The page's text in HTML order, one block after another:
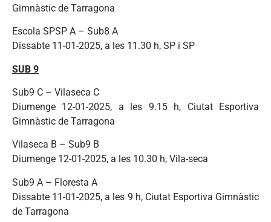
Gimnàstic de Tarragona
Escola SPSP A – Sub8 A
Dissabte 11-01-2025, a les 11.30 h, SP i SP
SUB 9
Sub9 C – Vilaseca C
Diumenge 12-01-2025, a les 9.15 h, Ciutat Esportiva
Gimnàstic de Tarragona
Vilaseca B – Sub9 B
Diumenge 12-01-2025, a les 10.30 h, Vila-seca
Sub9 A – Floresta A
Dissabte 11-01-2025, a les 9 h, Ciutat Esportiva Gimnàstic
de Tarragona